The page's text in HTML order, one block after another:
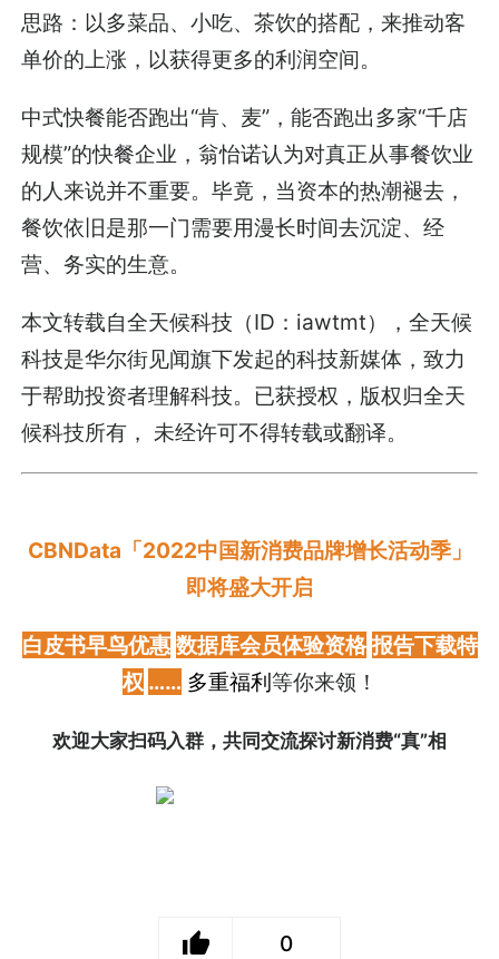
思路：以多菜品、小吃、茶饮的搭配，来推动客
单价的上涨，以获得更多的利润空间。
中式快餐能否跑出“肯、麦”，能否跑出多家“千店
规模”的快餐企业，翁怡诺认为对真正从事餐饮业
的人来说并不重要。毕竟，当资本的热潮褪去，
餐饮依旧是那一门需要用漫长时间去沉淀、经
营、务实的生意。
本文转载自全天候科技（ID：iawtmt），全天候
科技是华尔街见闻旗下发起的科技新媒体，致力
于帮助投资者理解科技。已获授权，版权归全天
候科技所有， 未经许可不得转载或翻译。
CBNData「2022中国新消费品牌增长活动季」
即将盛大开启
白皮书早鸟优惠 数据库会员体验资格 报告下载特
权 …… 多重福利等你来领！
欢迎大家扫码入群，共同交流探讨新消费“真”相
0